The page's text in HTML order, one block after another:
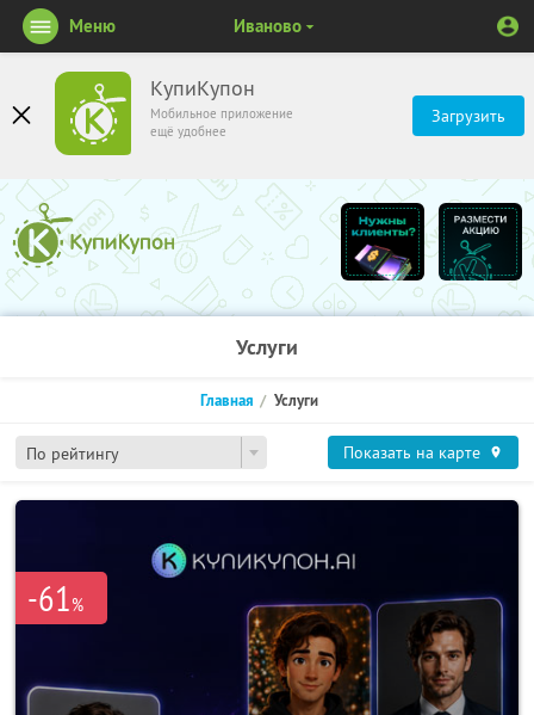
КупиКупон
Мобильное приложение
ещё удобнее
Загрузить
Меню Иваново
Услуги
По рейтингу
Главная Услуги
Показать на карте
-61%